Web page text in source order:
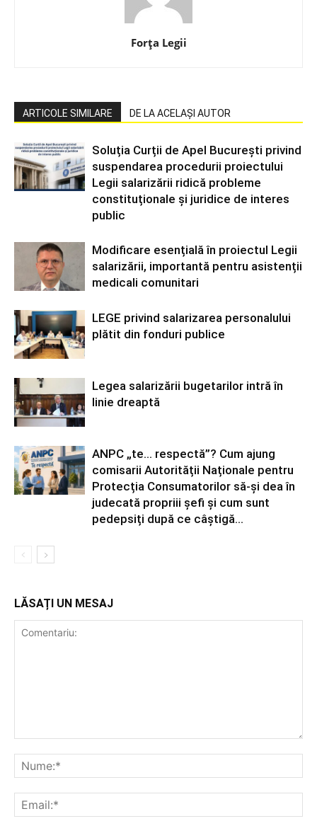
Forța Legii
ARTICOLE SIMILARE DE LA ACELAȘI AUTOR
Soluția Curții de Apel București privind
suspendarea procedurii proiectului
Legii salarizării ridică probleme
constituționale și juridice de interes
public
Modificare esențială în proiectul Legii
salarizării, importantă pentru asistenții
medicali comunitari
LEGE privind salarizarea personalului
plătit din fonduri publice
Legea salarizării bugetarilor intră în
linie dreaptă
ANPC „te… respectă”? Cum ajung
comisarii Autorității Naționale pentru
Protecția Consumatorilor să-și dea în
judecată propriii șefi și cum sunt
pedepsiți după ce câștigă...
LĂSAȚI UN MESAJ